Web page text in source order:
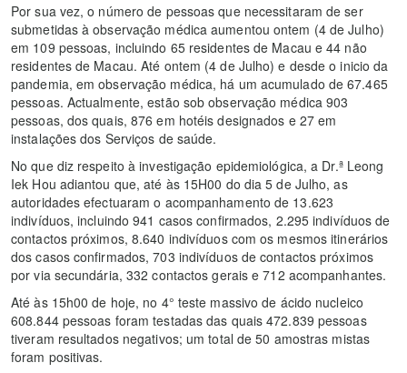
Por sua vez, o número de pessoas que necessitaram de ser
submetidas à observação médica aumentou ontem (4 de Julho)
em 109 pessoas, incluindo 65 residentes de Macau e 44 não
residentes de Macau. Até ontem (4 de Julho) e desde o inicio da
pandemia, em observação médica, há um acumulado de 67.465
pessoas. Actualmente, estão sob observação médica 903
pessoas, dos quais, 876 em hotéis designados e 27 em
instalações dos Serviços de saúde.
No que diz respeito à investigação epidemiológica, a Dr.ª Leong
Iek Hou adiantou que, até às 15H00 do dia 5 de Julho, as
autoridades efectuaram o acompanhamento de 13.623
indivíduos, incluindo 941 casos confirmados, 2.295 indivíduos de
contactos próximos, 8.640 indivíduos com os mesmos itinerários
dos casos confirmados, 703 indivíduos de contactos próximos
por via secundária, 332 contactos gerais e 712 acompanhantes.
Até às 15h00 de hoje, no 4° teste massivo de ácido nucleico
608.844 pessoas foram testadas das quais 472.839 pessoas
tiveram resultados negativos; um total de 50 amostras mistas
foram positivas.